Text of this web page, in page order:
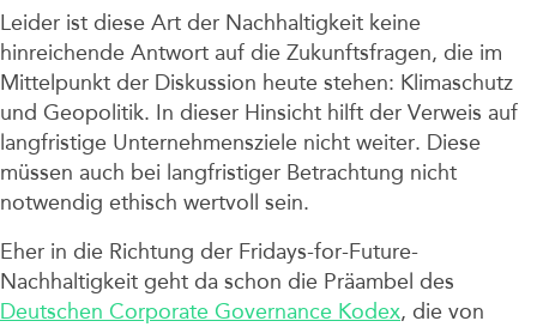
Leider ist diese Art der Nachhaltigkeit keine
hinreichende Antwort auf die Zukunftsfragen, die im
Mittelpunkt der Diskussion heute stehen: Klimaschutz
und Geopolitik. In dieser Hinsicht hilft der Verweis auf
langfristige Unternehmensziele nicht weiter. Diese
müssen auch bei langfristiger Betrachtung nicht
notwendig ethisch wertvoll sein.
Eher in die Richtung der Fridays-for-Future-
Nachhaltigkeit geht da schon die Präambel des
Deutschen Corporate Governance Kodex, die von